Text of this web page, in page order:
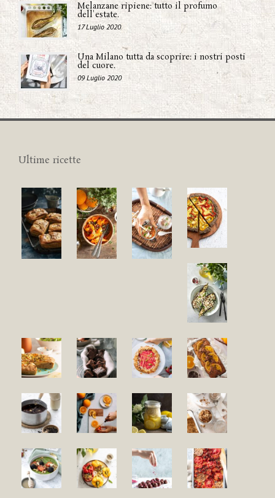
Melanzane ripiene: tutto il profumo
dell'estate.
17 Luglio 2020
Una Milano tutta da scoprire: i nostri posti
del cuore.
09 Luglio 2020
Ultime ricette